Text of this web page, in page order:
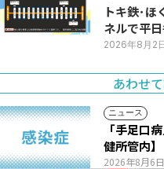
トキ鉄･ほくほ
ネルで平
2026年8月2
あわせ
ニュース
2026年8月6日
「手足口病」流行 前の週
健所管内】